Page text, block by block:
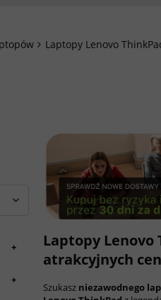
Laptopy Lenovo
+
+
Laptopy Lenovo
atrakcyjnych
Szukasz niezawodnego